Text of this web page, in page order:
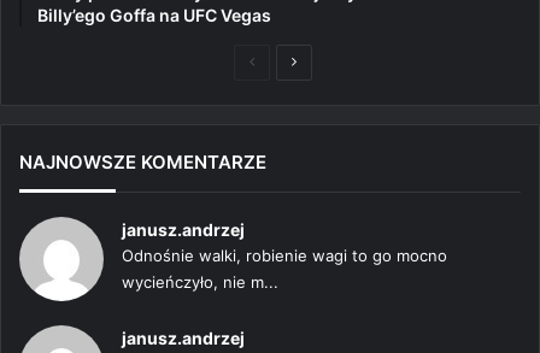
Billy’ego Goffa na UFC Vegas
PoprzedniaNastępna
NAJNOWSZE KOMENTARZE
janusz.andrzej
Odnośnie walki, robienie wagi to go mocno
wycieńczyło, nie m...
janusz.andrzej